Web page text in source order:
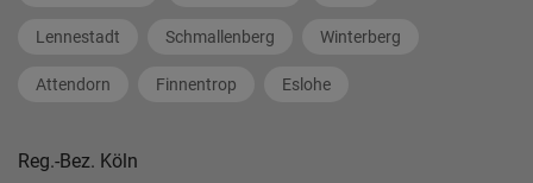
Lennestadt Schmallenberg Winterberg
Attendorn Finnentrop Eslohe
Reg.-Bez. Köln